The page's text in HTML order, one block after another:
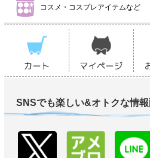
コスメ・コスプレアイテムなど
SNSでも楽しい&オトクな情